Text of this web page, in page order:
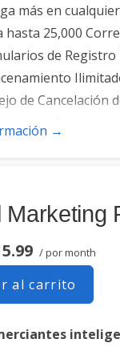
más en
hasta 25,000
de
de Cancelación
con Facebook,
Clientes
→
Marketing
/ por month
al carrito